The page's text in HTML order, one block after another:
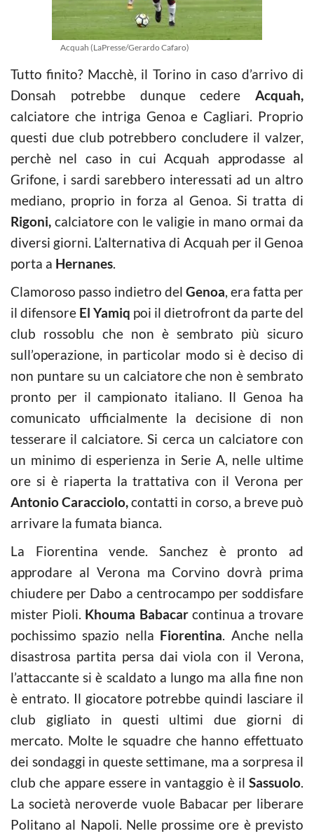
Acquah (LaPresse/Gerardo Cafaro)
Tutto finito? Macchè, il Torino in caso d’arrivo di
Donsah potrebbe dunque cedere Acquah,
calciatore che intriga Genoa e Cagliari. Proprio
questi due club potrebbero concludere il valzer,
perchè nel caso in cui Acquah approdasse al
Grifone, i sardi sarebbero interessati ad un altro
mediano, proprio in forza al Genoa. Si tratta di
Rigoni, calciatore con le valigie in mano ormai da
diversi giorni. L’alternativa di Acquah per il Genoa
porta a Hernanes.
Clamoroso passo indietro del Genoa, era fatta per
il difensore El Yamiq poi il dietrofront da parte del
club rossoblu che non è sembrato più sicuro
sull’operazione, in particolar modo si è deciso di
non puntare su un calciatore che non è sembrato
pronto per il campionato italiano. Il Genoa ha
comunicato ufficialmente la decisione di non
tesserare il calciatore. Si cerca un calciatore con
un minimo di esperienza in Serie A, nelle ultime
ore si è riaperta la trattativa con il Verona per
Antonio Caracciolo,contatti in corso, a breve può
arrivare la fumata bianca.
La Fiorentina vende. Sanchez è pronto ad
approdare al Verona ma Corvino dovrà prima
chiudere per Dabo a centrocampo per soddisfare
mister Pioli. Khouma Babacarcontinua a trovare
pochissimo spazio nella Fiorentina. Anche nella
disastrosa partita persa dai viola con il Verona,
l’attaccante si è scaldato a lungo ma alla fine non
è entrato. Il giocatore potrebbe quindi lasciare il
club gigliato in questi ultimi due giorni di
mercato. Molte le squadre che hanno effettuato
dei sondaggi in queste settimane, ma a sorpresa il
club che appare essere in vantaggio è il Sassuolo.
La società neroverde vuole Babacar per liberare
Politano al Napoli. Nelle prossime ore è previsto